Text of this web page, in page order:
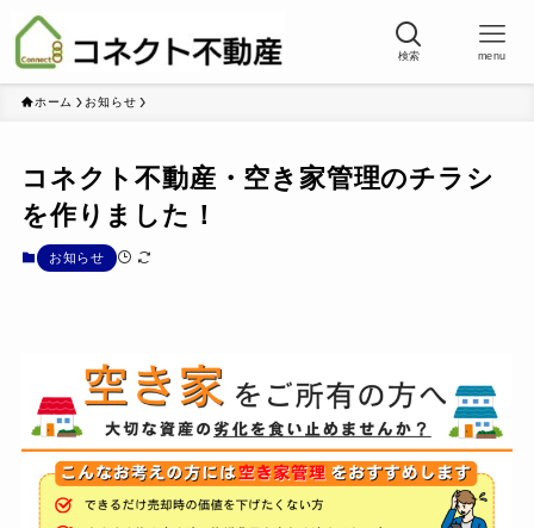
検索 menu
ホーム お知らせ
コネクト不動産・空き家管理のチラシ
を作りました！
お知らせ